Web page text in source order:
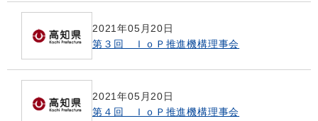
2021年05月20日
第３回 ＩｏＰ推進機構理事会
2021年05月20日
第４回 ＩｏＰ推進機構理事会